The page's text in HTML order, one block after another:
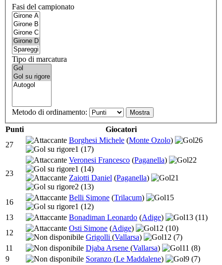
Fasi del campionato
Tipo di marcatura
Metodo di ordinamento:
Punti
Giocatori
27
Borghesi Michele (Monte Ozolo)
26
1 (17)
23
Veronesi Francesco (Paganella)
22
1 (14)
Zaiotti Daniel (Paganella)
21
2 (13)
16
Belli Simone (Trilacum)
15
1 (12)
13
Bonadiman Leonardo (Adige) 13 (11)
12
Osti Simone (Adige) 12 (10)
Grigolli (Vallarsa) 12 (7)
11
Djaba Arsene (Vallarsa) 11 (8)
9
Soranzo (Le Maddalene) 9 (7)